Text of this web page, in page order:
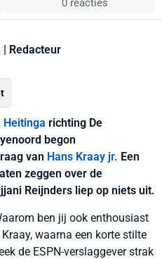
0 reacties
| Redacteur
Heitinga richting De
begon
van Hans Kraay jr. Een
zeggen over de
Reijnders liep op niets uit.
ben jij ook enthousiast
waarna een korte stilte
de ESPN-verslaggever strak